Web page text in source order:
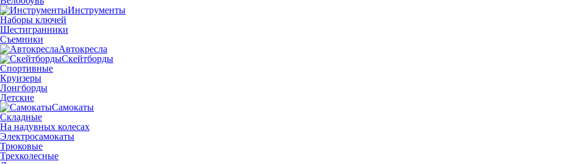
Инструменты
Наборы ключей
Шестигранники
Съемники
Автокресла
Скейтборды
Спортивные
Круизеры
Лонгборды
Детские
Самокаты
Складные
На надувных колесах
Электросамокаты
Трюковые
Трехколесные